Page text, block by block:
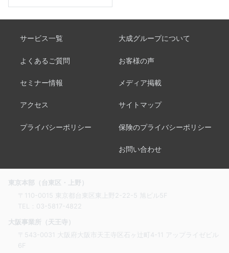
サービス一覧 大成グループについて
よくあるご質問 お客様の声
セミナー情報 メディア掲載
アクセス サイトマップ
プライバシーポリシー 保険のプライバシーポリシー
お問い合わせ
東京本部（台東区・上野）
〒110-0015 東京都台東区東上野2-22-5 旭ビル5F
TEL： 03-5817-4822
大阪事業所（天王寺）
〒543-0031 大阪府大阪市天王寺区石ヶ辻町4-11 アップライゼビル
6F